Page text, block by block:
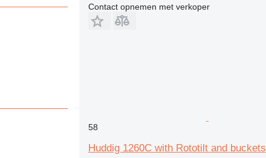
Contact opnemen met verkoper
58
Huddig 1260C with Rototilt and buckets